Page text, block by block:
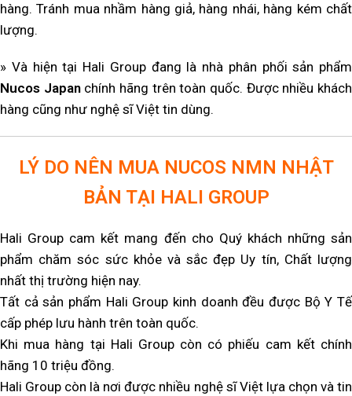
hàng. Tránh mua nhầm hàng giả, hàng nhái, hàng kém chất
lượng.
» Và hiện tại Hali Group đang là nhà phân phối sản phẩm
Nucos Japanchính hãng trên toàn quốc. Được nhiều khách
hàng cũng như nghệ sĩ Việt tin dùng.
LÝ DO NÊN MUA NUCOS NMN NHẬT
BẢN TẠI HALI GROUP
Hali Group cam kết mang đến cho Quý khách những sản
phẩm chăm sóc sức khỏe và sắc đẹp Uy tín, Chất lượng
nhất thị trường hiện nay.
Tất cả sản phẩm Hali Group kinh doanh đều được Bộ Y Tế
cấp phép lưu hành trên toàn quốc.
Khi mua hàng tại Hali Group còn có phiếu cam kết chính
hãng 10 triệu đồng.
Hali Group còn là nơi được nhiều nghệ sĩ Việt lựa chọn và tin